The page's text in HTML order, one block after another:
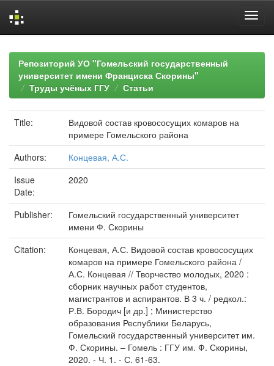
navigationРепозиторий УО "Гомельский государственный
университет имени Франциска Скорины"
Труды учёных ГГУ
Статьи
Title:
Видовой состав кровососущих комаров на
примере Гомельского района
Authors:
Концевая, А.С.
Issue
Date:
2020
Publisher:
Гомельский государственный университет
имени Ф. Скорины
Citation:
Концевая, А.С. Видовой состав кровососущих
комаров на примере Гомельского района /
А.С. Концевая // Творчество молодых, 2020 :
сборник научных работ студентов,
магистрантов и аспирантов. В 3 ч. / редкол.:
Р.В. Бородич [и др.] ; Министерство
образования Республики Беларусь,
Гомельский государственный университет им.
Ф. Скорины. – Гомель : ГГУ им. Ф. Скорины,
2020. - Ч. 1. - С. 61-63.